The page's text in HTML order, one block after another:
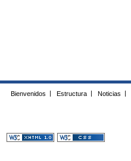
Bienvenidos Estructura Noticias